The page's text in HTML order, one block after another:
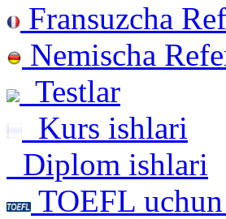
Fransuzcha
Nemischa
Testlar
Kurs ishlari
Diplom ishlari
TOEFL